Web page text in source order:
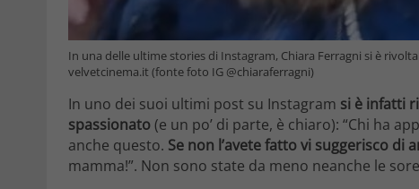
In una delle ultime stories di Instagram, Chiara Ferragni si è
velvetcinema.it (fonte foto IG @chiaraferragni)
In uno dei suoi ultimi post su Instagram si è infatti
spassionato(e un po’ di parte, è chiaro): “Chi ha
anche questo. Se non l’avete fatto vi suggerisco di
mamma!”. Non sono state da meno neanche le